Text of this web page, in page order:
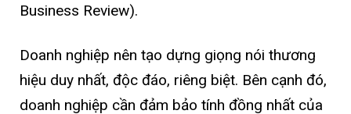
Business Review).
Doanh nghiệp nên tạo dựng giọng nói thương
hiệu duy nhất, độc đáo, riêng biệt. Bên cạnh đó,
doanh nghiệp cần đảm bảo tính đồng nhất của